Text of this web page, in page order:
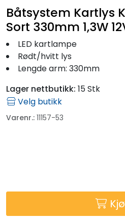
Båtsystem Kartlys
Sort 330mm 1,3W
LED kartlampe
Rødt/hvitt lys
Lengde arm: 330mm
Lager nettbutikk: 15 Stk
Velg butikk
Varenr.: 11157-53